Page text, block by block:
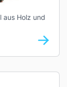
aus Holz und